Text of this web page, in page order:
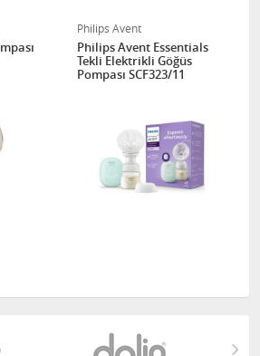
Philips Avent
Philips Avent Essentials
Tekli Elektrikli Göğüs
Pompası SCF323/11